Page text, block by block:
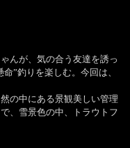
んが、気の合う友達を誘っ
”釣りを楽しむ。今回は、
の中にある景観美しい管理
、雪景色の中、トラウトフ